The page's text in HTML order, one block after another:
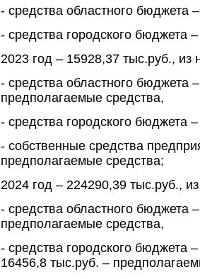
- средства областного бюджета
- средства городского бюджета
2023 год – 15928,37 тыс.руб., из
- средства областного бюджета
предполагаемые средства,
- средства городского бюджета
- собственные средства
предполагаемые средства;
2024 год – 224290,39 тыс.руб.,
- средства областного бюджета
предполагаемые средства,
- средства городского бюджета
16456,8 тыс.руб. –